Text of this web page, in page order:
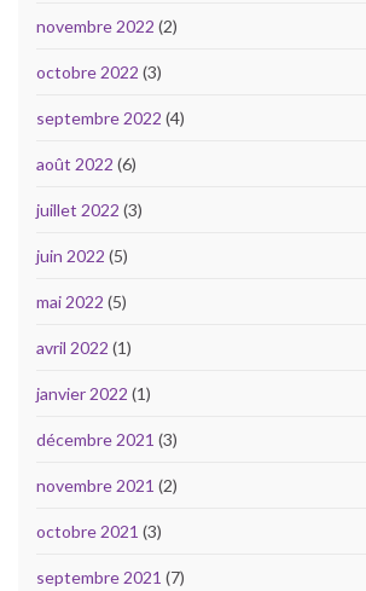
novembre 2022 (2)
octobre 2022 (3)
septembre 2022 (4)
août 2022 (6)
juillet 2022 (3)
juin 2022 (5)
mai 2022 (5)
avril 2022 (1)
janvier 2022 (1)
décembre 2021 (3)
novembre 2021 (2)
octobre 2021 (3)
septembre 2021 (7)